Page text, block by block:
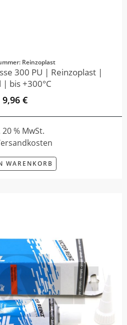
Reinzoplast
300 PU | Reinzoplast |
| bis +300°C
9,96 €
20 % MwSt.
WARENKORB